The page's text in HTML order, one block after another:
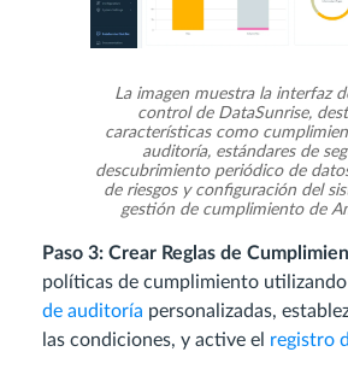
La imagen muestra la interfaz
control de DataSunrise,
características como
auditoría, estándares de
descubrimiento periódico de
de riesgos y configuración del
gestión de cumplimiento de
Paso 3: Crear Reglas de
políticas de cumplimiento
de auditoría personalizadas,
las condiciones, y active el registro